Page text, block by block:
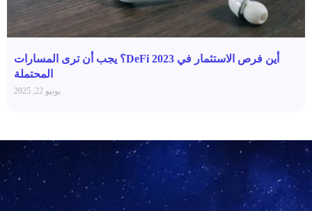
أين فرص الاستثمار في DeFi 2023؟ يجب أن ترى المسارات
المحتملة
يونيو 22, 2025